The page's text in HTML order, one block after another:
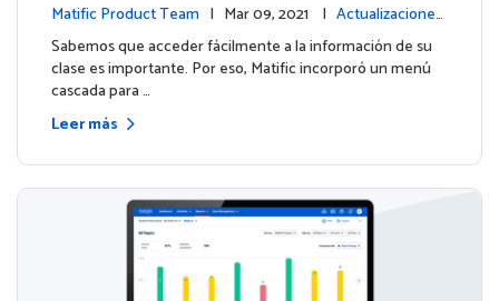
Matific Product Team | Mar 09, 2021 | Actualizaciones
de la plataforma
Sabemos que acceder fácilmente a la información de su
clase es importante. Por eso, Matific incorporó un menú
cascada para …
Leer más